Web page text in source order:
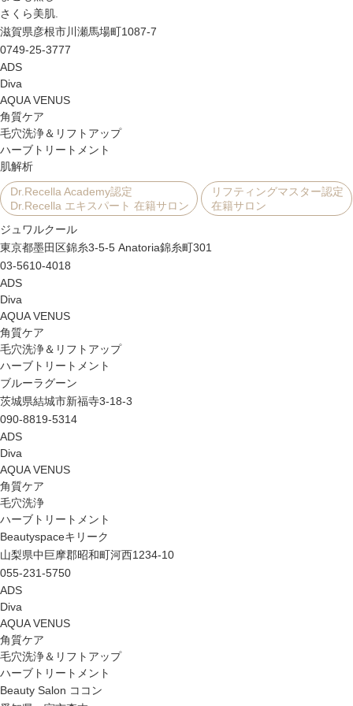
さくら美肌.
滋賀県彦根市川瀬馬場町1087-7
0749-25-3777
ADS
Diva
AQUA VENUS
角質ケア
毛穴洗浄＆リフトアップ
ハーブトリートメント
肌解析
Dr.Recella Academy認定
Dr.Recella エキスパート 在籍サロン
リフティングマスター認定
在籍サロン
ジュワルクール
東京都墨田区錦糸3-5-5 Anatoria錦糸町301
03-5610-4018
ADS
Diva
AQUA VENUS
角質ケア
毛穴洗浄＆リフトアップ
ハーブトリートメント
ブルーラグーン
茨城県結城市新福寺3-18-3
090-8819-5314
ADS
Diva
AQUA VENUS
角質ケア
毛穴洗浄
ハーブトリートメント
Beautyspaceキリーク
山梨県中巨摩郡昭和町河西1234-10
055-231-5750
ADS
Diva
AQUA VENUS
角質ケア
毛穴洗浄＆リフトアップ
ハーブトリートメント
Beauty Salon ココン